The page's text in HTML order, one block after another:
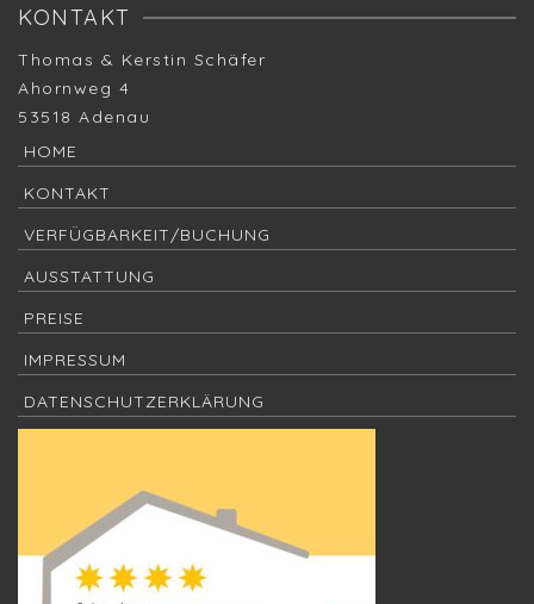
KONTAKT
Thomas & Kerstin Schäfer
Ahornweg 4
53518 Adenau
HOME
KONTAKT
VERFÜGBARKEIT/BUCHUNG
AUSSTATTUNG
PREISE
IMPRESSUM
DATENSCHUTZERKLÄRUNG